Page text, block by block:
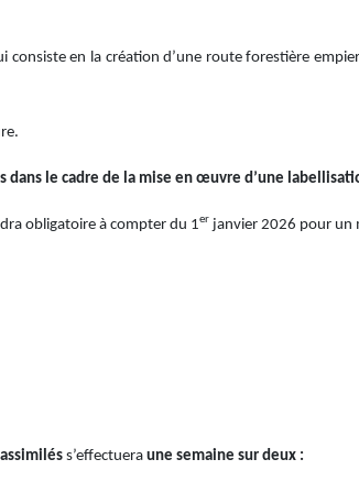
en la création d’une route forestière
le cadre de la mise en œuvre d’une
obligatoire à compter du 1er janvier 2026 pour un
s’effectuera une semaine sur deux :